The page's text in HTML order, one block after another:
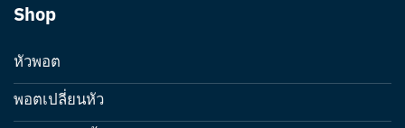
Shop
หัวพอต
พอตเปลี่ยนหัว